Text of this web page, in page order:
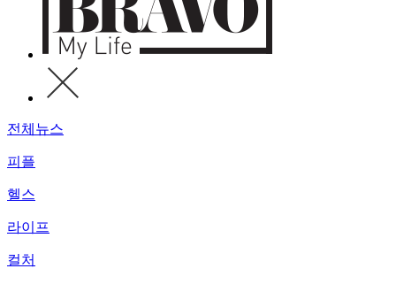
전체뉴스
피플
헬스
라이프
컬처